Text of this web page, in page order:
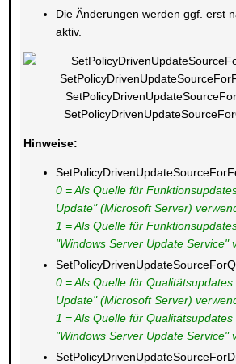
Die Änderungen werden ggf. erst
aktiv.
Hinweise:
0 = Als Quelle für
Update" (Microsoft Server)
1 = Als Quelle für
"Windows Server Update Service"
0 = Als Quelle für
Update" (Microsoft Server)
1 = Als Quelle für
"Windows Server Update Service"